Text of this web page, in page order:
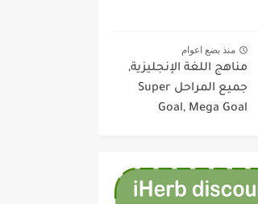
منذ بضع اعوام
مناهج اللغة الإنجليزية,
جميع المراحل Super
Goal, Mega Goal